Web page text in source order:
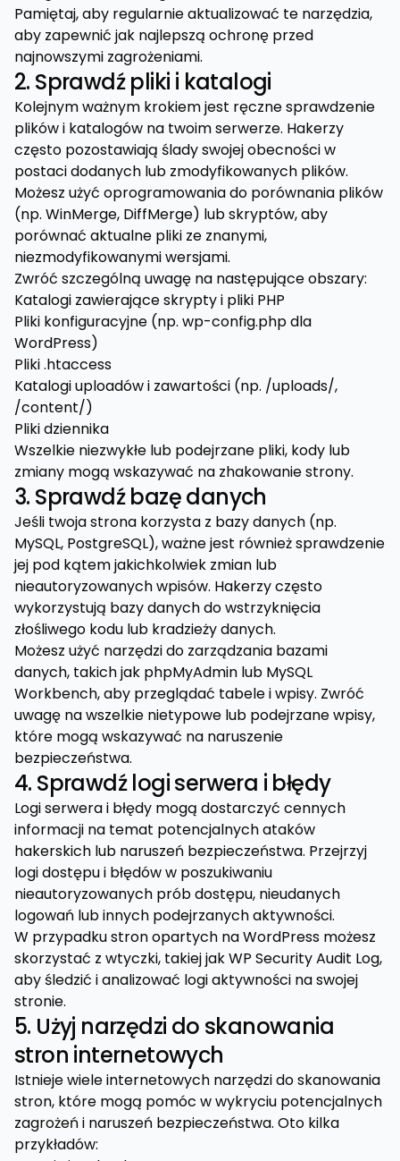
Pamiętaj, aby regularnie aktualizować te narzędzia,
aby zapewnić jak najlepszą ochronę przed
najnowszymi zagrożeniami.
2. Sprawdź pliki i katalogi
Kolejnym ważnym krokiem jest ręczne sprawdzenie
plików i katalogów na twoim serwerze. Hakerzy
często pozostawiają ślady swojej obecności w
postaci dodanych lub zmodyfikowanych plików.
Możesz użyć oprogramowania do porównania plików
(np. WinMerge, DiffMerge) lub skryptów, aby
porównać aktualne pliki ze znanymi,
niezmodyfikowanymi wersjami.
Zwróć szczególną uwagę na następujące obszary:
Katalogi zawierające skrypty i pliki PHP
Pliki konfiguracyjne (np. wp-config.php dla
WordPress)
Pliki .htaccess
Katalogi uploadów i zawartości (np. /uploads/,
/content/)
Pliki dziennika
Wszelkie niezwykłe lub podejrzane pliki, kody lub
zmiany mogą wskazywać na zhakowanie strony.
3. Sprawdź bazę danych
Jeśli twoja strona korzysta z bazy danych (np.
MySQL, PostgreSQL), ważne jest również sprawdzenie
jej pod kątem jakichkolwiek zmian lub
nieautoryzowanych wpisów. Hakerzy często
wykorzystują bazy danych do wstrzyknięcia
złośliwego kodu lub kradzieży danych.
Możesz użyć narzędzi do zarządzania bazami
danych, takich jak phpMyAdmin lub MySQL
Workbench, aby przeglądać tabele i wpisy. Zwróć
uwagę na wszelkie nietypowe lub podejrzane wpisy,
które mogą wskazywać na naruszenie
bezpieczeństwa.
4. Sprawdź logi serwera i błędy
Logi serwera i błędy mogą dostarczyć cennych
informacji na temat potencjalnych ataków
hakerskich lub naruszeń bezpieczeństwa. Przejrzyj
logi dostępu i błędów w poszukiwaniu
nieautoryzowanych prób dostępu, nieudanych
logowań lub innych podejrzanych aktywności.
W przypadku stron opartych na WordPress możesz
skorzystać z wtyczki, takiej jak WP Security Audit Log,
aby śledzić i analizować logi aktywności na swojej
stronie.
5. Użyj narzędzi do skanowania
stron internetowych
Istnieje wiele internetowych narzędzi do skanowania
stron, które mogą pomóc w wykryciu potencjalnych
zagrożeń i naruszeń bezpieczeństwa. Oto kilka
przykładów: